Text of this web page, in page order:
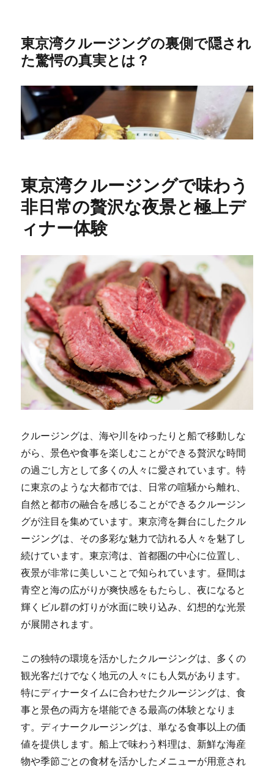
東京湾クルージングの裏側で隠され
た驚愕の真実とは？
東京湾クルージングで味わう
非日常の贅沢な夜景と極上デ
ィナー体験
クルージングは、海や川をゆったりと船で移動しな
がら、景色や食事を楽しむことができる贅沢な時間
の過ごし方として多くの人々に愛されています。特
に東京のような大都市では、日常の喧騒から離れ、
自然と都市の融合を感じることができるクルージン
グが注目を集めています。東京湾を舞台にしたクル
ージングは、その多彩な魅力で訪れる人々を魅了し
続けています。東京湾は、首都圏の中心に位置し、
夜景が非常に美しいことで知られています。昼間は
青空と海の広がりが爽快感をもたらし、夜になると
輝くビル群の灯りが水面に映り込み、幻想的な光景
が展開されます。
この独特の環境を活かしたクルージングは、多くの
観光客だけでなく地元の人々にも人気があります。
特にディナータイムに合わせたクルージングは、食
事と景色の両方を堪能できる最高の体験となりま
す。ディナークルージングは、単なる食事以上の価
値を提供します。船上で味わう料理は、新鮮な海産
物や季節ごとの食材を活かしたメニューが用意され